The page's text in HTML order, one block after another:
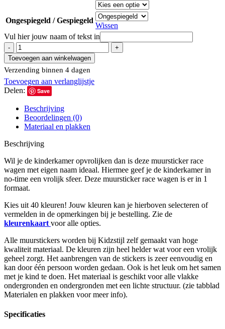
Ongespiegeld / Gespiegeld
Wissen
Vul hier jouw naam of tekst in
Muursticker
Racewagen
met
eigen
naam
aantal
Toevoegen aan winkelwagen
Verzending binnen 4 dagen
Toevoegen aan verlanglijstje
Delen:
Save
Beschrijving
Beoordelingen (0)
Materiaal en plakken
Beschrijving
Wil je de kinderkamer opvrolijken dan is deze muursticker race
wagen met eigen naam ideaal. Hiermee geef je de kinderkamer in
no-time een vrolijk sfeer. Deze muursticker race wagen is er in 1
formaat.
Kies uit 40 kleuren! Jouw kleuren kan je hierboven selecteren of
vermelden in de opmerkingen bij je bestelling. Zie de
kleurenkaart voor alle opties.
Alle muurstickers worden bij Kidzstijl zelf gemaakt van hoge
kwaliteit materiaal. De kleuren zijn heel helder wat voor een vrolijk
geheel zorgt. Het aanbrengen van de stickers is zeer eenvoudig en
kan door één persoon worden gedaan. Ook is het leuk om het samen
met je kind te doen. Het materiaal is geschikt voor alle vlakke
ondergronden en ondergronden met een lichte structuur. (zie tabblad
Materialen en plakken voor meer info).
Specificaties